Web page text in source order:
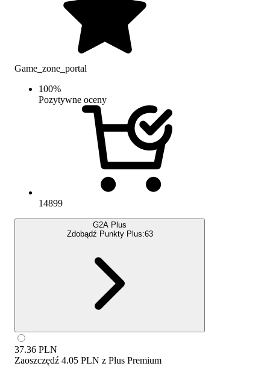
Game_zone_portal
100%
Pozytywne oceny
14899
G2A Plus
Zdobądź Punkty Plus:63
37.36 PLN
Zaoszczędź 4.05 PLN z Plus Premium